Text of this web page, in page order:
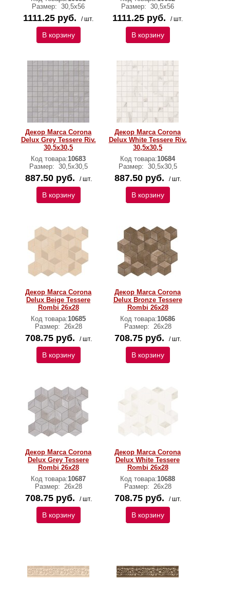
Размер: 30,5х56
1111.25 руб. / шт.
В корзину
Размер: 30,5х56
1111.25 руб. / шт.
В корзину
Декор Marca Corona
Delux Grey Tessere Riv.
30,5х30,5
Код товара:10683
Размер: 30,5х30,5
887.50 руб. / шт.
В корзину
Декор Marca Corona
Delux White Tessere Riv.
30,5х30,5
Код товара:10684
Размер: 30,5х30,5
887.50 руб. / шт.
В корзину
Декор Marca Corona
Delux Beige Tessere
Rombi 26х28
Код товара:10685
Размер: 26х28
708.75 руб. / шт.
В корзину
Декор Marca Corona
Delux Bronze Tessere
Rombi 26х28
Код товара:10686
Размер: 26х28
708.75 руб. / шт.
В корзину
Декор Marca Corona
Delux Grey Tessere
Rombi 26х28
Код товара:10687
Размер: 26х28
708.75 руб. / шт.
В корзину
Декор Marca Corona
Delux White Tessere
Rombi 26х28
Код товара:10688
Размер: 26х28
708.75 руб. / шт.
В корзину